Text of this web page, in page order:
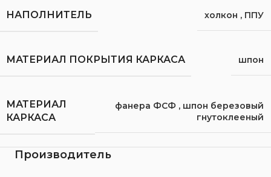
НАПОЛНИТЕЛЬ холкон , ППУ
МАТЕРИАЛ ПОКРЫТИЯ КАРКАСА шпон
МАТЕРИАЛ
КАРКАСА
фанера ФСФ , шпон березовый
гнутоклееный
Производитель